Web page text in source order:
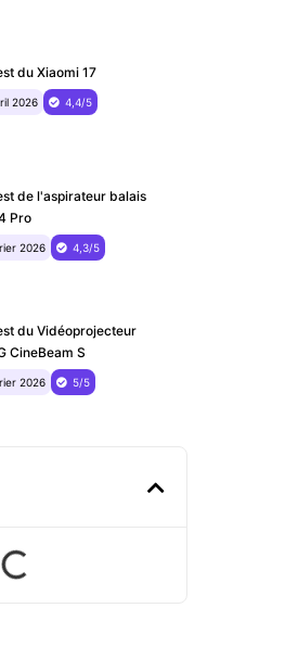
du Xiaomi 17
2026 4,4/5
de l'aspirateur balais
Pro
2026 4,3/5
du ‎Vidéoprojecteur
CineBeam S
2026 5/5